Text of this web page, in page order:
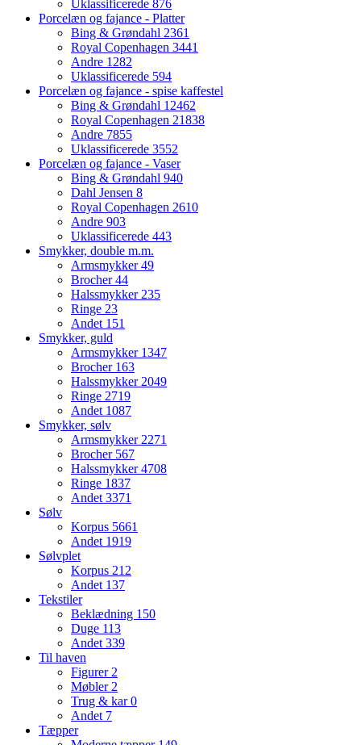
Uklassificerede 876
Porcelæn og fajance - Platter
Bing & Grøndahl 2361
Royal Copenhagen 3441
Andre 1282
Uklassificerede 594
Porcelæn og fajance - spise kaffestel
Bing & Grøndahl 12462
Royal Copenhagen 21838
Andre 7855
Uklassificerede 3552
Porcelæn og fajance - Vaser
Bing & Grøndahl 940
Dahl Jensen 8
Royal Copenhagen 2610
Andre 903
Uklassificerede 443
Smykker, double m.m.
Armsmykker49
Brocher44
Halssmykker 235
Ringe 23
Andet 151
Smykker, guld
Armsmykker 1347
Brocher 163
Halssmykker 2049
Ringe 2719
Andet 1087
Smykker, sølv
Armsmykker 2271
Brocher 567
Halssmykker4708
Ringe 1837
Andet 3371
Sølv
Korpus 5661
Andet 1919
Sølvplet
Korpus 212
Andet 137
Tekstiler
Beklædning 150
Duge 113
Andet 339
Til haven
Figurer 2
Møbler 2
Trug & kar0
Andet 7
Tæpper